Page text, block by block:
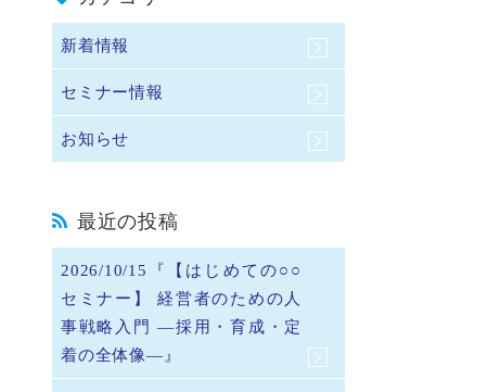
新着情報
セミナー情報
お知らせ
最近の投稿
2026/10/15『【はじめての○○
セミナー】 経営者のための人
事戦略入門 ―採用・育成・定
着の全体像―』